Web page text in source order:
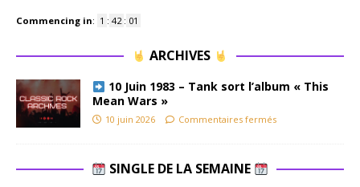
Commencing in: 1 : 42 : 00
ARCHIVES
10 Juin 1983 – Tank sort l’album « This
Mean Wars »
10 juin 2026 Commentaires fermés
SINGLE DE LA SEMAINE